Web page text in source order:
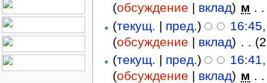
(обсуждение | вклад) м . .
(текущ. | пред. )
(обсуждение | вклад)
(текущ. | пред.)
(обсуждение | вклад) м . .